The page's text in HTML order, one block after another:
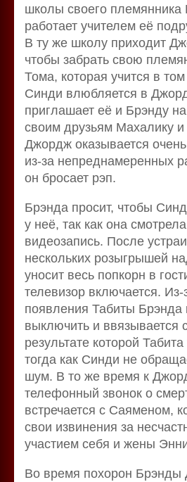
школы своего племянника
работает учителем её
В ту же школу приходит
чтобы забрать свою
Тома, которая учится в
Синди влюбляется в
приглашает её и Брэнду
своим друзьям Махалику
Джордж оказывается
из-за непреднамеренных
он бросает рэп.
Брэнда просит, чтобы
у неё, так как она
видеозапись. После
нескольких розыгрышей
уносит весь попкорн в
телевизор включается. Из-
появления Табиты Брэнда
выключить и ввязывается
результате которой
тогда как Синди не
шум. В то же время к
телефонный звонок о
встречается с Саяменом,
свои извинения за
участием себя и жены
Во время похорон Брэнды